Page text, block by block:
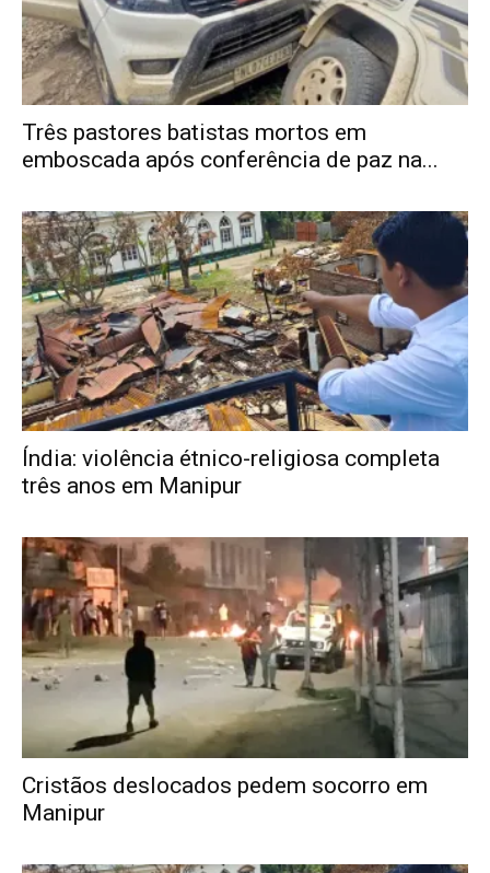
Três pastores batistas mortos em
emboscada após conferência de paz na...
Índia: violência étnico-religiosa completa
três anos em Manipur
Cristãos deslocados pedem socorro em
Manipur